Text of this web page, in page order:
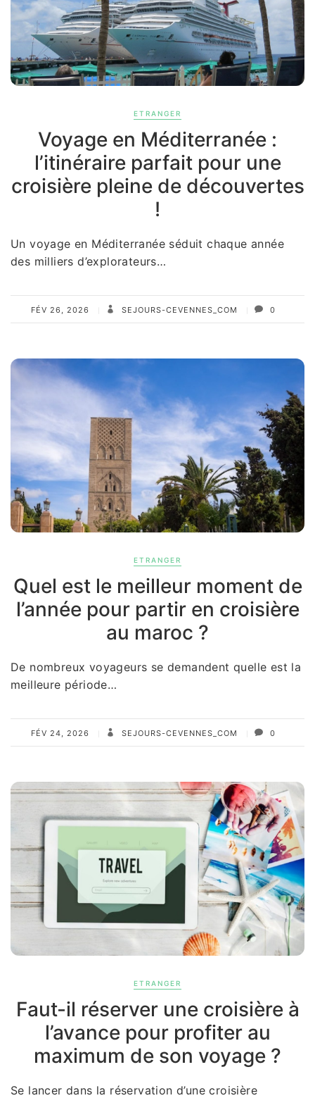
ETRANGER
Voyage en Méditerranée :
l’itinéraire parfait pour une
croisière pleine de découvertes
!
Un voyage en Méditerranée séduit chaque année
des milliers d’explorateurs…
FÉV 26, 2026 SEJOURS-CEVENNES_COM 0
ETRANGER
Quel est le meilleur moment de
l’année pour partir en croisière
au maroc ?
De nombreux voyageurs se demandent quelle est la
meilleure période…
FÉV 24, 2026 SEJOURS-CEVENNES_COM 0
ETRANGER
Faut-il réserver une croisière à
l’avance pour profiter au
maximum de son voyage ?
Se lancer dans la réservation d’une croisière